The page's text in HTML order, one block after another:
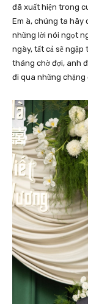
đã xuất hiện trong
Em à, chúng ta hãy
những lời nói ngọt
ngày, tất cả sẽ
tháng chờ đợi, anh
đi qua những chặng